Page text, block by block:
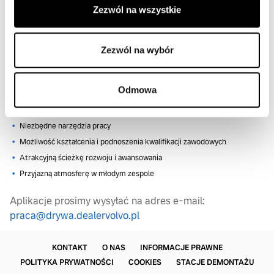
Zezwól na wszystkie
Zezwól na wybór
Odmowa
Wysoka kultura osobista
Co oferujemy?
Stałe i stabilne zatrudnienie – dogodna forma umowy
Atrakcyjny system wynagrodzeń, uzależniony od osiąganych wyników
Niezbędne narzędzia pracy
Możliwość kształcenia i podnoszenia kwalifikacji zawodowych
Atrakcyjną ścieżkę rozwoju i awansowania
Przyjazną atmosferę w młodym zespole
Aplikacje prosimy wysyłać na adres e-mail:
praca@drywa.dealervolvo.pl
KONTAKT O NAS
INFORMACJE PRAWNE
POLITYKA PRYWATNOŚCI
COOKIES STACJE DEMONTAŻU